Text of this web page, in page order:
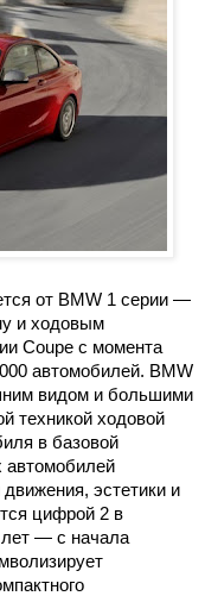
от BMW 1 серии —
и ходовым
Coupe с момента
автомобилей. BMW
видом и большими
техникой ходовой
в базовой
автомобилей
эстетики и
цифрой 2 в
лет — с начала